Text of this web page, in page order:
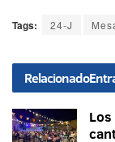
Tags: 24-J
Relacionado